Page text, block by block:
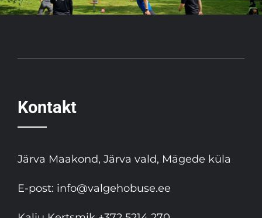
Kontakt
Järva Maakond, Järva vald, Mägede küla
E-post: info@valgehobuse.ee